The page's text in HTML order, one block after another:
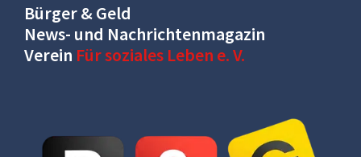
Bürger & Geld
News- und Nachrichtenmagazin
Verein Für soziales Leben e. V.